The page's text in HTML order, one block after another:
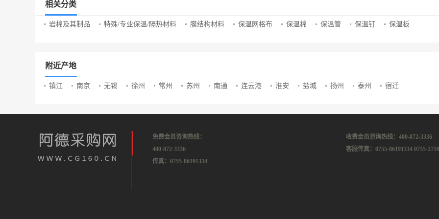
相关分类
岩棉及其制品 特殊/专业保温/隔热材料 膜结构材料 保温网格布 保温棉 保温管 保温钉 保温板
附近产地
镇江 南京 无锡 徐州 常州 苏州 南通 连云港 淮安 盐城 扬州 泰州 宿迁
免费会员咨询热线：
400-872-3336
传真：0755-86191334
收费会员咨询热线：400-872-3336
客服传真：0755-86191334 0755-